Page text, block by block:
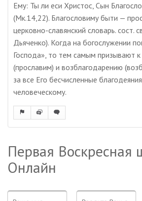
Ему: Ты ли еси Христос, Сын
(Мк.14,22). Благословиму быти —
церковно-славянский словарь. сост.
Дьяченко). Когда на богослужении
Господа», то тем самым призывают
(прославим) и возблагодарению
за все Его бесчисленные
человеческому.
Первая Воскресная
Онлайн